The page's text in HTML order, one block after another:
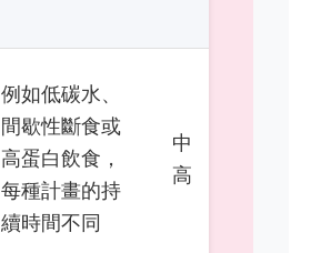
例如低碳水、
間歇性斷食或
高蛋白飲食，
每種計畫的持
續時間不同
中
高